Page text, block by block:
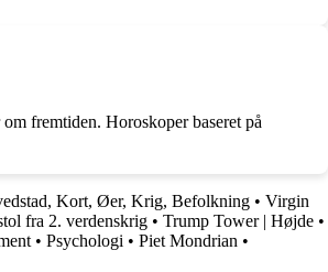
fremtiden. Horoskoper baseret på
Kort, Øer, Krig, Befolkning • Virgin
fra 2. verdenskrig • Trump Tower | Højde •
• Psychologi • Piet Mondrian •